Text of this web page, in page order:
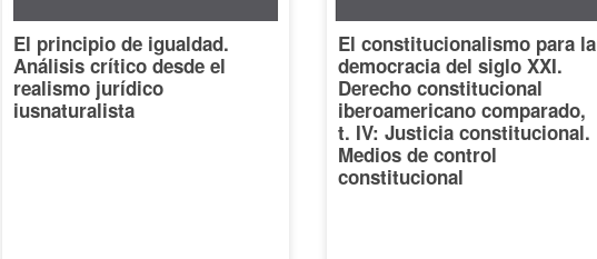
El principio de igualdad.
Análisis crítico desde el
realismo jurídico
iusnaturalista
El constitucionalismo para la
democracia del siglo XXI.
Derecho constitucional
iberoamericano comparado,
t. IV: Justicia constitucional.
Medios de control
constitucional